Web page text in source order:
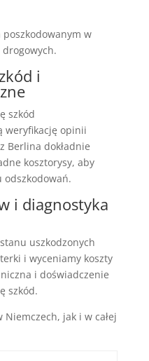
w
i
szkód
weryfikację opinii
Berlina dokładnie
kosztorysy, aby
odszkodowań.
i diagnostyka
uszkodzonych
i wyceniamy koszty
i doświadczenie
szkód.
jak i w całej